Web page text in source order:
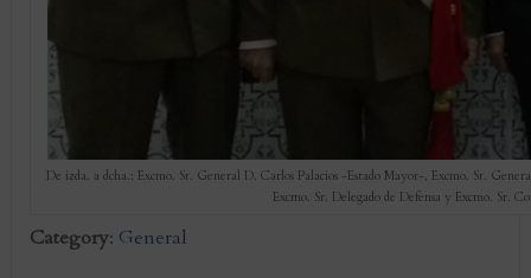
De izda. a dcha.: Excmo. Sr. General D. Carlos Palacios -Estado Mayor-, Excmo. Sr.
Excmo. Sr. Delegado de Defensa y Excmo. Sr.
Category: General